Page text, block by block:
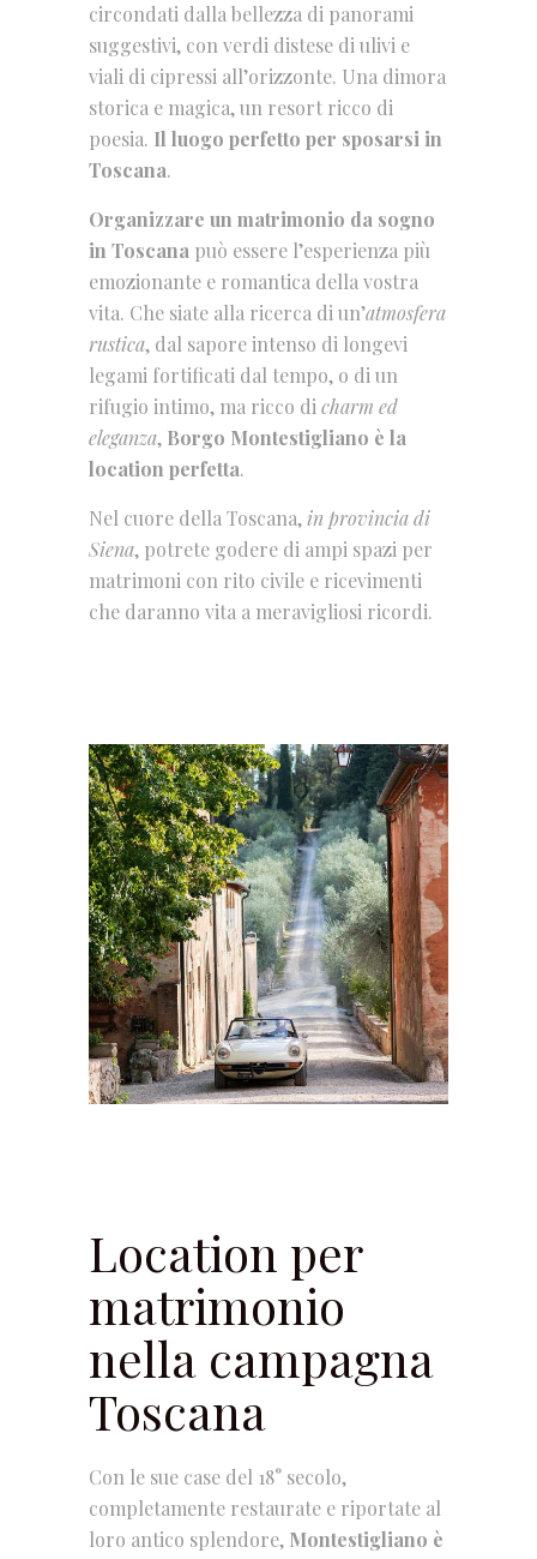
circondati dalla bellezza di panorami
suggestivi, con verdi distese di ulivi e
viali di cipressi all’orizzonte. Una dimora
storica e magica, un resort ricco di
poesia. Il luogo perfetto per sposarsi in
Toscana.
Organizzare un matrimonio da sogno
in Toscana può essere l’esperienza più
emozionante e romantica della vostra
vita. Che siate alla ricerca di un’atmosfera
rustica, dal sapore intenso di longevi
legami fortificati dal tempo, o di un
rifugio intimo, ma ricco di charm ed
eleganza, Borgo Montestigliano è la
location perfetta.
Nel cuore della Toscana, in provincia di
Siena, potrete godere di ampi spazi per
matrimoni con rito civile e ricevimenti
che daranno vita a meravigliosi ricordi.
Location per
matrimonio
nella campagna
Toscana
Con le sue case del 18° secolo,
completamente restaurate e riportate al
loro antico splendore, Montestigliano è